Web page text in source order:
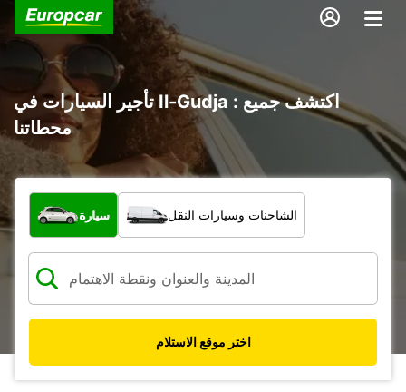
تأجير السيارات في Il-Gudja : اكتشف جميع
محطاتنا
ما نوع المركبة؟
سيارة الشاحنات وسيارات النقل
اختر موقع الاستلام